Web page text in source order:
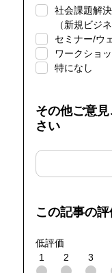
社会課題解
（新規ビジ
セミナー/ウ
ワークショ
特になし
その他ご意
さい
この記事の
低評価
1
2 3